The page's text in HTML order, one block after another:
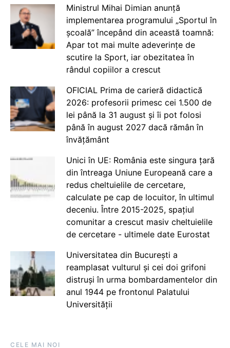
Ministrul Mihai Dimian anunță
implementarea programului „Sportul în
școală” începând din această toamnă:
Apar tot mai multe adeverințe de
scutire la Sport, iar obezitatea în
rândul copiilor a crescut
OFICIAL Prima de carieră didactică
2026: profesorii primesc cei 1.500 de
lei până la 31 august și îi pot folosi
până în august 2027 dacă rămân în
învățământ
Unici în UE: România este singura țară
din întreaga Uniune Europeană care a
redus cheltuielile de cercetare,
calculate pe cap de locuitor, în ultimul
deceniu. Între 2015-2025, spațiul
comunitar a crescut masiv cheltuielile
de cercetare - ultimele date Eurostat
Universitatea din București a
reamplasat vulturul și cei doi grifoni
distruși în urma bombardamentelor din
anul 1944 pe frontonul Palatului
Universității
CELE MAI NOI